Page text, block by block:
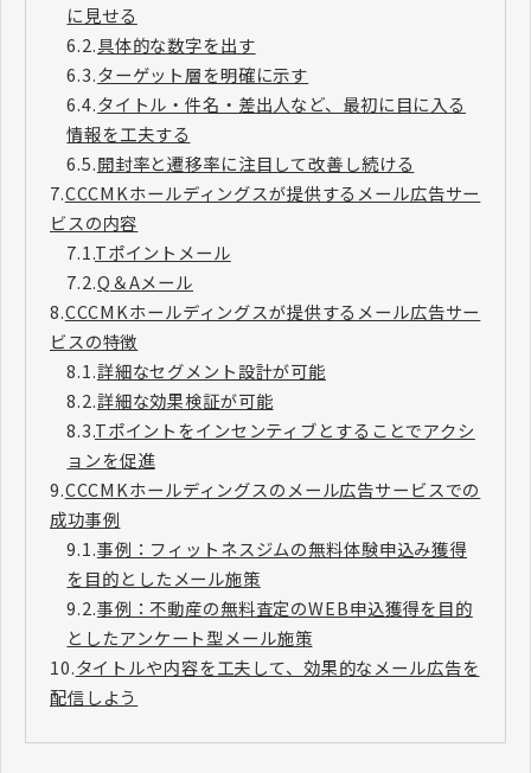
に見せる
6.2.具体的な数字を出す
6.3.ターゲット層を明確に示す
6.4.タイトル・件名・差出人など、最初に目に入る
情報を工夫する
6.5.開封率と遷移率に注目して改善し続ける
7.CCCMKホールディングスが提供するメール広告サー
ビスの内容
7.1.Tポイントメール
7.2.Q＆Aメール
8.CCCMKホールディングスが提供するメール広告サー
ビスの特徴
8.1.詳細なセグメント設計が可能
8.2.詳細な効果検証が可能
8.3.Tポイントをインセンティブとすることでアクシ
ョンを促進
9.CCCMKホールディングスのメール広告サービスでの
成功事例
9.1.事例：フィットネスジムの無料体験申込み獲得
を目的としたメール施策
9.2.事例：不動産の無料査定のWEB申込獲得を目的
としたアンケート型メール施策
10.タイトルや内容を工夫して、効果的なメール広告を
配信しよう